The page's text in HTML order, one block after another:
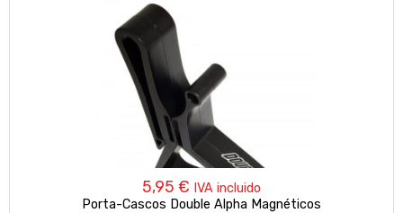
5,95 € IVA incluido
Porta-Cascos Double Alpha Magnéticos